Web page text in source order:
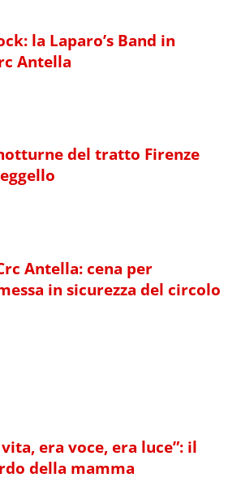
la Laparo’s Band in
Antella
del tratto Firenze
Antella: cena per
in sicurezza del circolo
era voce, era luce”: il
della mamma